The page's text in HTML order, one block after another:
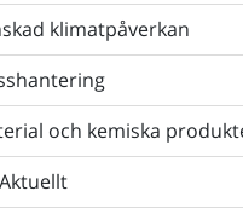
klimatpåverkan
och kemiska
Aktuellt